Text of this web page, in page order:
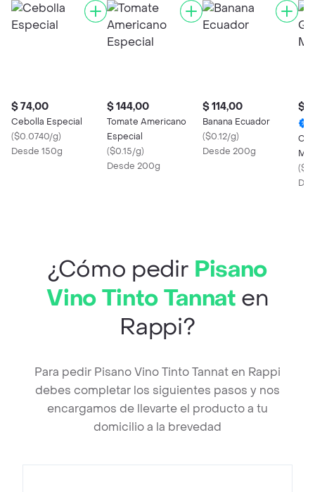
$ 74,00
Cebolla Especial
($0.0740/g)
Desde 150g
$ 144,00
Tomate Americano
Especial
($0.15/g)
Desde 200g
$ 114,00
Banana Ecuador
($0.12/g)
Desde 200g
$
(
¿Cómo pedir Pisano
Vino Tinto Tannat en
Rappi?
Para pedir Pisano Vino Tinto Tannat en Rappi
debes completar los siguientes pasos y nos
encargamos de llevarte el producto a tu
domicilio a la brevedad